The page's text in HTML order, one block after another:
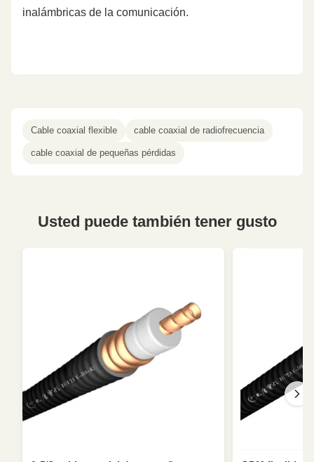
inalámbricas de la comunicación.
Cable coaxial flexible cable coaxial de radiofrecuencia
cable coaxial de pequeñas pérdidas
Usted puede también tener gusto